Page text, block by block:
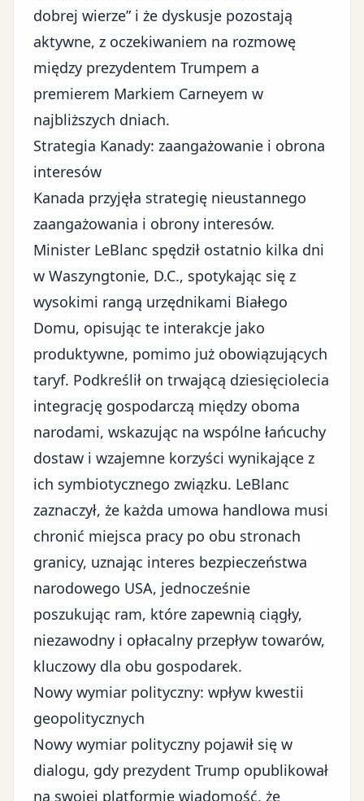
dobrej wierze” i że dyskusje pozostają
aktywne, z oczekiwaniem na rozmowę
między prezydentem Trumpem a
premierem Markiem Carneyem w
najbliższych dniach.
Strategia Kanady: zaangażowanie i obrona
interesów
Kanada przyjęła strategię nieustannego
zaangażowania i obrony interesów.
Minister LeBlanc spędził ostatnio kilka dni
w Waszyngtonie, D.C., spotykając się z
wysokimi rangą urzędnikami Białego
Domu, opisując te interakcje jako
produktywne, pomimo już obowiązujących
taryf. Podkreślił on trwającą dziesięciolecia
integrację gospodarczą między oboma
narodami, wskazując na wspólne łańcuchy
dostaw i wzajemne korzyści wynikające z
ich symbiotycznego związku. LeBlanc
zaznaczył, że każda umowa handlowa musi
chronić miejsca pracy po obu stronach
granicy, uznając interes bezpieczeństwa
narodowego USA, jednocześnie
poszukując ram, które zapewnią ciągły,
niezawodny i opłacalny przepływ towarów,
kluczowy dla obu gospodarek.
Nowy wymiar polityczny: wpływ kwestii
geopolitycznych
Nowy wymiar polityczny pojawił się w
dialogu, gdy prezydent Trump opublikował
na swojej platformie wiadomość, że